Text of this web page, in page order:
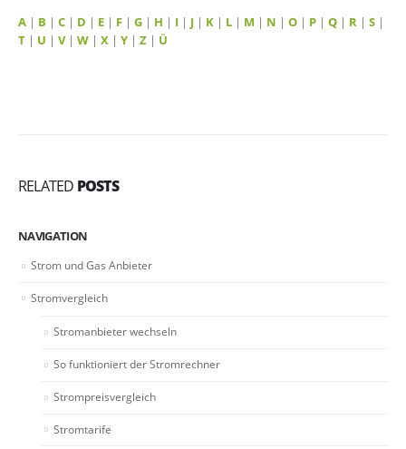
A | B | C | D | E | F | G | H | I | J | K | L | M | N | O | P | Q | R | S |
T | U | V| W | X | Y | Z | Ü
RELATED POSTS
NAVIGATION
Strom und Gas Anbieter
Stromvergleich
Stromanbieter wechseln
So funktioniert der Stromrechner
Strompreisvergleich
Stromtarife